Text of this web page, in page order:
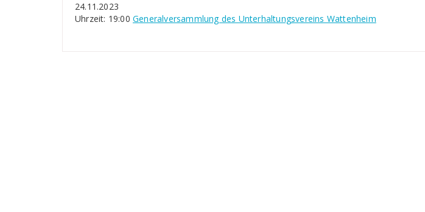
24.11.2023
Uhrzeit: 19:00 Generalversammlung des Unterhaltungsvereins Wattenheim